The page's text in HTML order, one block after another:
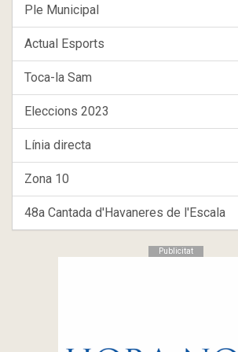
Ple Municipal
Actual Esports
Toca-la Sam
Eleccions 2023
Línia directa
Zona 10
48a Cantada d'Havaneres de l'Escala
Publicitat